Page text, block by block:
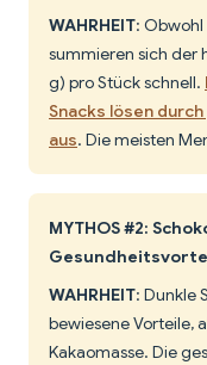
WAHRHEIT:
summieren sich der
g) pro Stück schnell.
Snacks lösen
aus. Die meisten
MYTHOS #2:
WAHRHEIT: Dunkle
bewiesene Vorteile,
Kakaomasse. Die